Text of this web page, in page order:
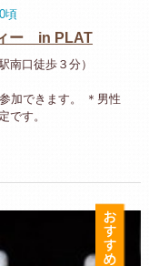
頃
ィー in PLAT
南口徒歩３分）
加できます。 ＊男性
です。
お